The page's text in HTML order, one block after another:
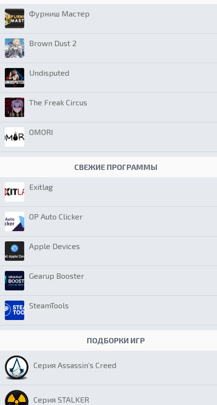
Фурниш Мастер
Brown Dust 2
Undisputed
The Freak Circus
OMORI
СВЕЖИЕ ПРОГРАММЫ
Exitlag
OP Auto Clicker
Apple Devices
Gearup Booster
SteamTools
ПОДБОРКИ ИГР
Серия Assassin’s Creed
Серия STALKER